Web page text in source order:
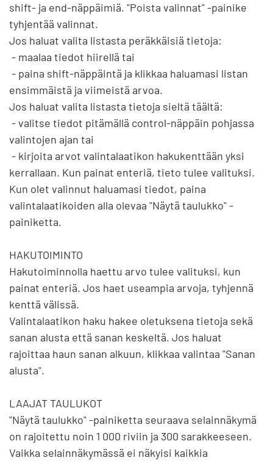
shift- ja end-näppäimiä. "Poista valinnat" -painike
tyhjentää valinnat.
Jos haluat valita listasta peräkkäisiä tietoja:
ensimmäistä ja viimeistä arvoa.
Jos haluat valita listasta tietoja sieltä täältä:
valintojen ajan tai
kerrallaan. Kun painat enteriä, tieto tulee valituksi.
Kun olet valinnut haluamasi tiedot, paina
valintalaatikoiden alla olevaa "Näytä taulukko" -
painiketta.
HAKUTOIMINTO
Hakutoiminnolla haettu arvo tulee valituksi, kun
painat enteriä. Jos haet useampia arvoja, tyhjennä
kenttä välissä.
Valintalaatikon haku hakee oletuksena tietoja sekä
sanan alusta että sanan keskeltä. Jos haluat
rajoittaa haun sanan alkuun, klikkaa valintaa "Sanan
alusta".
LAAJAT TAULUKOT
"Näytä taulukko" -painiketta seuraava selainnäkymä
on rajoitettu noin 1 000 riviin ja 300 sarakkeeseen.
Vaikka selainnäkymässä ei näkyisi kaikkia